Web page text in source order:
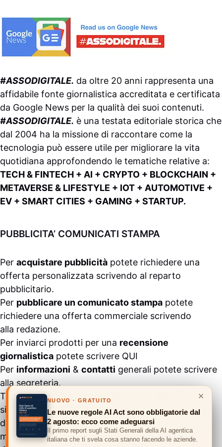
#ASSODIGITALE. da oltre 20 anni rappresenta una
affidabile fonte giornalistica accreditata e certificata
da Google News per la qualità dei suoi contenuti.
#ASSODIGITALE. è una testata editoriale storica che
dal 2004 ha la missione di raccontare come la
tecnologia può essere utile per migliorare la vita
quotidiana approfondendo le tematiche relative a:
TECH & FINTECH + AI + CRYPTO + BLOCKCHAIN +
METAVERSE & LIFESTYLE + IOT + AUTOMOTIVE +
EV + SMART CITIES + GAMING + STARTUP.
PUBBLICITA’ COMUNICATI STAMPA
Per acquistare pubblicità potete richiedere una
offerta personalizzata scrivendo al reparto
pubblicitario.
Per pubblicare un comunicato stampa potete
richiedere una offerta commerciale scrivendo
alla redazione.
Per inviarci prodotti per una recensione
giornalistica potete scrivere QUI
Per informazioni & contatti generali potete scrivere
alla segreteria.
Tutti i contenuti pubblicati all’interno del
sito #ASSODIGITALE.“Copyright 2024” non sono
duplicabili e/o riproducibili in nessuna forma,
ma possono essere citati inserendo un link
×
NUOVO · GRATUITO
Le nuove regole AI Act sono obbligatorie dal
2 agosto: ecco come adeguarsi
Il primo report sugli Stati Generali della AI agentica
italiana che ti svela cosa stanno facendo le aziende.